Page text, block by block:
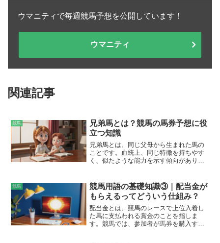
ウマニティで毎週競馬予想を公開しています！
ウマニティ
関連記事
競馬
兄弟馬とは？競馬の馬券予想に役
立つ知識
兄弟馬とは、同じ父母から生まれた馬の
ことです。血統上、同じ特徴を持ちやす
く、似たような能力を示す傾向がありま
高くなります。この知識は、競馬の馬券
予想に役立ちます。例えば、過去にG1レ
ースで優勝した馬の兄弟馬がレースに出
走する場合、その馬も高い能力を有して
いる可能性があります。
競馬
競馬用語の基礎知識③｜配当金が
もらえるってどういう仕組み？
配当金とは、競馬のレースで上位入着し
た馬に支払われる賞金のことを指しま
す。競馬では、参加者が馬券を購入する